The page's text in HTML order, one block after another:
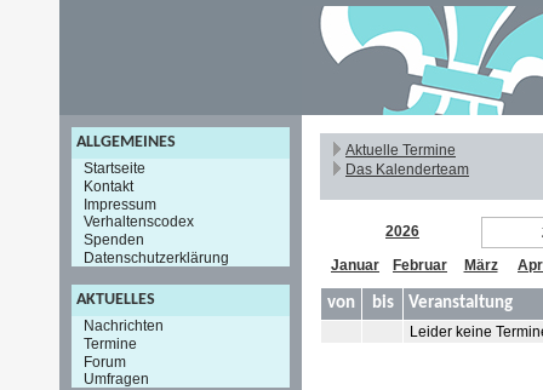
ALLGEMEINES
Startseite
Kontakt
Impressum
Verhaltenscodex
Spenden
Datenschutzerklärung
AKTUELLES
Nachrichten
Termine
Forum
Umfragen
Aktuelle Termine
Das Kalenderteam
2026
Januar
Februar März
von bis Veranstaltung
Leider keine